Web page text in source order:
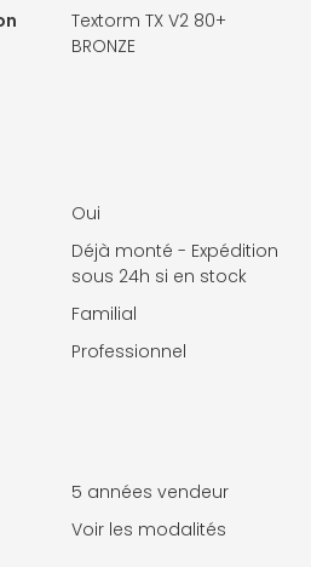
Textorm TX V2 80+
BRONZE
Oui
Déjà monté - Expédition
sous 24h si en stock
Familial
Professionnel
5 années vendeur
Voir les modalités